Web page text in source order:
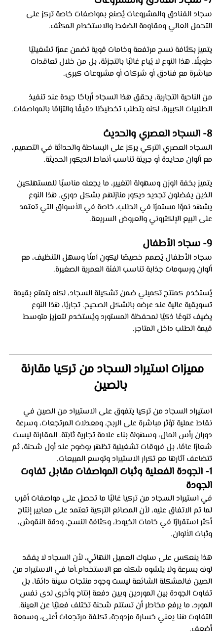
سجاد الفنادق والمشروعات يُصنع بمواصفات خاصة تركز على
التحمل العالي ومقاومة الضغط والاستخدام المكثف.
يتميز بكثافة نسج مرتفعة وخامات قوية تضمن عمرًا تشغيليًا
طويلًا. هذا النوع لا يُباع غالبًا بالتجزئة، بل من خلال تعاقدات
مباشرة مع فنادق أو شركات أو مشروعات كبرى.
من الناحية التجارية، يحقق هذا السجاد أرباحًا جيدة عند تنفيذ
الطلبيات الكبيرة، لكنه يتطلب تخطيطًا دقيقًا والتزامًا بالمواصفات.
8- السجاد العصري والحديث
السجاد العصري التركي يركز على البساطة والحداثة في التصميم،
مع ألوان محايدة أو جريئة تناسب أنماط الديكور الحديثة.
يتميز بخفة الوزن وسهولة التغيير، ما يجعله مناسبًا للمستهلكين
الذين يفضلون تجديد ديكور منازلهم بشكل دوري. هذا النوع
يشهد نموًا مستمرًا في الطلب، خاصة في الأسواق التي تعتمد
على البيع الإلكتروني والعروض السريعة.
9- سجاد الأطفال
سجاد الأطفال يُصمم خصيصًا ليكون آمنًا وسهل التنظيف، مع
ألوان ورسومات جذابة تناسب الفئة العمرية الصغيرة.
يُستخدم كمنتج تكميلي ضمن تشكيلة السجاد، لكنه يتمتع بقيمة
تسويقية عالية عند عرضه بالشكل الصحيح. تجاريًا، هذا النوع
يضيف تنوعًا ذكيًا لمحفظة المستورد ويُستخدم لتعزيز متوسط
قيمة الطلب داخل المتاجر.
مميزات استيراد السجاد من تركيا مقارنة
بالصين
استيراد السجاد من تركيا يتفوق على الاستيراد من الصين في
نقاط عملية تؤثر مباشرة على الربح، ومعدلات المرتجعات، وسرعة
دوران رأس المال، وسهولة بناء علامة تجارية ثابتة. المقارنة ليست
شعارًا عامًا، بل فروقات تشغيلية تظهر بوضوح عند أول شحنة، ثم
تتضاعف آثارها مع تكرار الاستيراد وتوسع المبيعات.
1- الجودة الفعلية وثبات المواصفات مقابل تفاوت
الجودة
في استيراد السجاد من تركيا غالبًا ما تحصل على مواصفات أقرب
لما تم الاتفاق عليه، لأن المصانع التركية تعتمد على معايير إنتاج
أكثر استقرارًا في خامات الخيوط، وكثافة النسج، ودقة النقوش،
وثبات الألوان.
هذا ينعكس على سلوك العميل النهائي، لأن السجاد لا يفقد
لونه بسرعة ولا يتشوه شكله مع الاستخدام.أما في الاستيراد من
الصين فالمشكلة الشائعة ليست وجود منتجات سيئة دائمًا، بل
تفاوت الجودة بين الموردين وبين دفعة إنتاج وأخرى لدى نفس
المورد، ما يرفع مخاطر أن تستلم شحنة تختلف فعليًا عن العينة.
التفاوت هنا يعني خسارة مزدوجة، تكلفة مرتجعات أعلى، وسمعة
أضعف.